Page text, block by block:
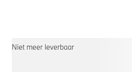
Niet meer leverbaar